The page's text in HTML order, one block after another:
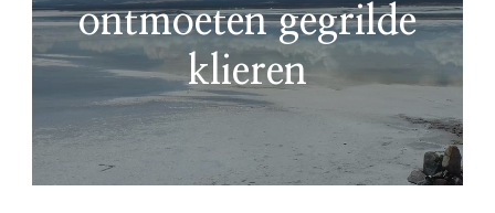
ontmoeten gegrilde
klieren